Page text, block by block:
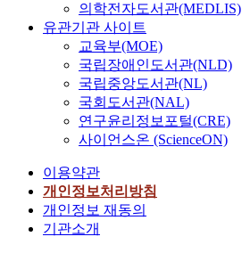
의학전자도서관(MEDLIS)
유관기관 사이트
교육부(MOE)
국립장애인도서관(NLD)
국립중앙도서관(NL)
국회도서관(NAL)
연구윤리정보포털(CRE)
사이언스온 (ScienceON)
이용약관
개인정보처리방침
개인정보 재동의
기관소개